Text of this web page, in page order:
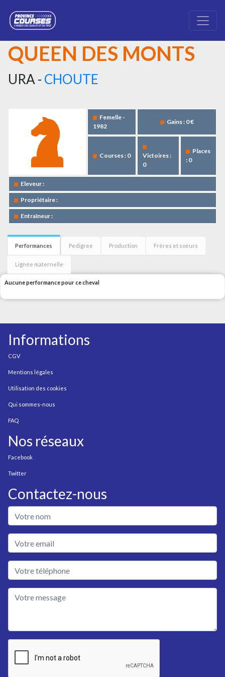
QUEEN DES MONTS
URA - CHOUTE
Femelle -
1982
Gains : 0 €
Courses : 0
Victoires :
0
Places
: 0
Eleveur :
Propriétaire :
Entraîneur :
Performances Pedigree Production Frères et soeurs
Lignée maternelle
Aucune performance pour ce cheval
Informations
CGV
Mentions légales
Utilisation des cookies
Qui sommes-nous
FAQ
Nos réseaux
Facebook
Twitter
Contactez-nous